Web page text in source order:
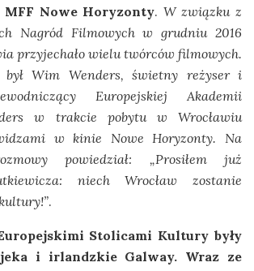
Nowe Horyzonty. W związku z
Nagród Filmowych w grudniu 2016
przyjechało wielu twórców filmowych.
Wim Wenders, świetny reżyser i
Europejskiej Akademii
w trakcie pobytu w Wrocławiu
w kinie Nowe Horyzonty. Na
powiedział: „Prosiłem już
niech Wrocław zostanie
.
Stolicami Kultury były
i irlandzkie Galway. Wraz ze